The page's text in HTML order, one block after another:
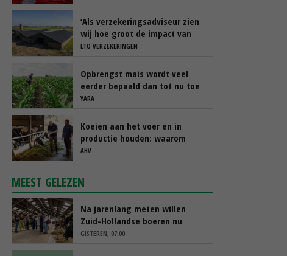
‘Als verzekeringsadviseur zien
wij hoe groot de impact van
een stalbrand kan zijn’
LTO VERZEKERINGEN
Opbrengst mais wordt veel
eerder bepaald dan tot nu toe
gedacht
YARA
Koeien aan het voer en in
productie houden: waarom
‘immuunmodulatie’ belangrijk
AHV
MEEST GELEZEN
Na jarenlang meten willen
Zuid-Hollandse boeren nu
erkenning
GISTEREN, 07:00